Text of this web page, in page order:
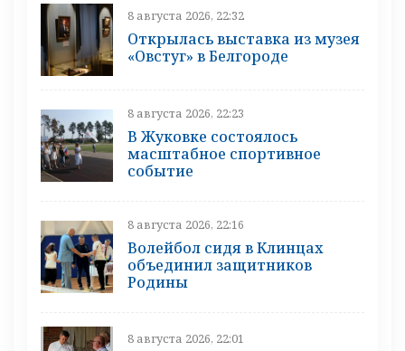
8 августа 2026, 22:32
Открылась выставка из музея
«Овстуг» в Белгороде
8 августа 2026, 22:23
В Жуковке состоялось
масштабное спортивное
событие
8 августа 2026, 22:16
Волейбол сидя в Клинцах
объединил защитников
Родины
8 августа 2026, 22:01